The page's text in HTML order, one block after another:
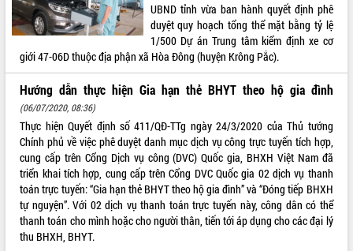
LIÊN KẾT WEB
THỐNG KÊ TRUY CẬP
Hôm nay: 40167
UBND tỉnh vừa ban hành quyết định phê
duyệt quy hoạch tổng thể mặt bằng tỷ lệ
1/500 Dự án Trung tâm kiểm định xe cơ
giới 47-06D thuộc địa phận xã Hòa Đông (huyện Krông Pắc).
Hướng dẫn thực hiện Gia hạn thẻ BHYT theo hộ gia đình
(06/07/2020, 08:36)
Thực hiện Quyết định số 411/QĐ-TTg ngày 24/3/2020 của Thủ tướng
Chính phủ về việc phê duyệt danh mục dịch vụ công trực tuyến tích hợp,
cung cấp trên Cổng Dịch vụ công (DVC) Quốc gia, BHXH Việt Nam đã
triển khai tích hợp, cung cấp trên Cổng DVC Quốc gia 02 dịch vụ thanh
toán trực tuyến: “Gia hạn thẻ BHYT theo hộ gia đình” và “Đóng tiếp BHXH
tự nguyện”. Với 02 dịch vụ thanh toán trực tuyến này, công dân có thể
thanh toán cho mình hoặc cho người thân, tiến tới áp dụng cho các đại lý
thu BHXH, BHYT.